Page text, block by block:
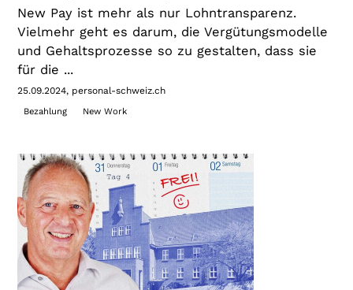
New Pay ist mehr als nur Lohntransparenz.
Vielmehr geht es darum, die Vergütungsmodelle
und Gehaltsprozesse so zu gestalten, dass sie
für die ...
25.09.2024 personal-schweiz.ch
Bezahlung New Work